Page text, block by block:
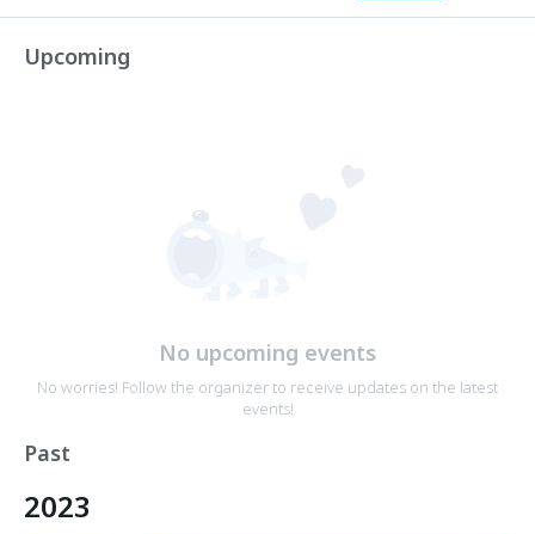
Upcoming
No upcoming events
No worries! Follow the organizer to receive updates on the latest
events!
Past
2023